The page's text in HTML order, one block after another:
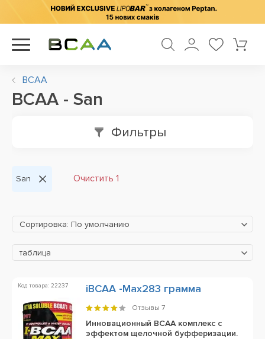
BCAA
BCAA - San
Фильтры
San Очистить 1
Сортировка: По умолчанию
таблица
Код товара: 22237 iBCAA -Max283 грамма
Отзывы 7
Инновационный BCAA комплекс с
эффектом щелочной буфферизации.